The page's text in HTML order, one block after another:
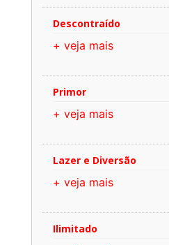
Descontraído
+ veja mais
Primor
+ veja mais
Lazer e Diversão
+ veja mais
Ilimitado